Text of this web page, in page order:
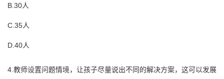
B.30人
C.35人
D.40人
4.教师设置问题情境，让孩子尽量说出不同的解决方案，这可以发展